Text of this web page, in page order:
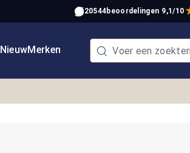
20544beoordelingen 9,1/10
NieuwMerken